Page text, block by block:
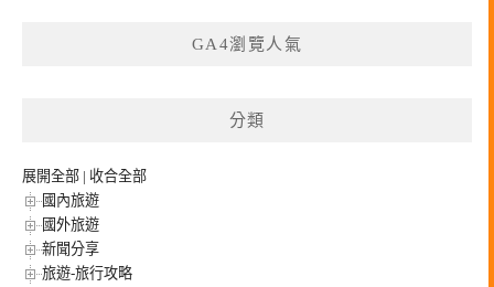
GA4瀏覽人氣
分類
展開全部 | 收合全部
國內旅遊
國外旅遊
新聞分享
旅遊-旅行攻略